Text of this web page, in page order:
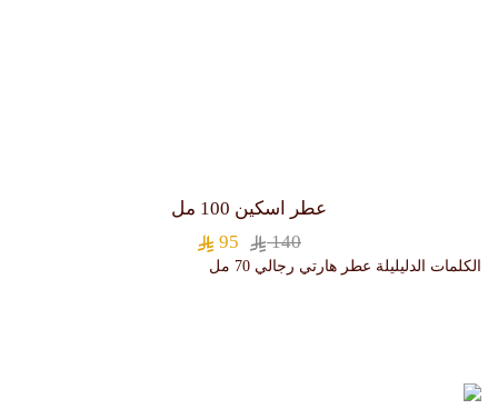
عطر اسكين 100 مل
140
95
الكلمات الدليليلة عطر هارتي رجالي 70 مل